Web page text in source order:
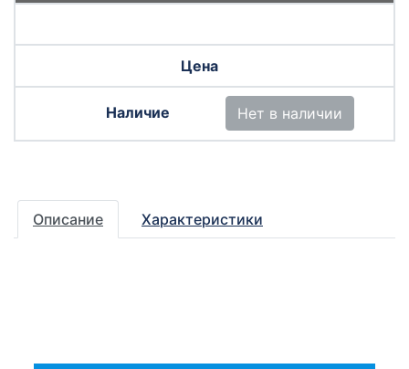
Нет в наличии
Описание Характеристики